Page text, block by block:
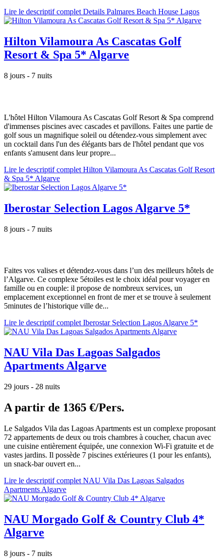
Lire le descriptif complet Details Palmares Beach House Lagos
Hilton Vilamoura As Cascatas Golf
Resort & Spa 5* Algarve
8 jours - 7 nuits
L'hôtel Hilton Vilamoura As Cascatas Golf Resort & Spa comprend
d'immenses piscines avec cascades et pavillons. Faites une partie de
golf sous un magnifique soleil ou détendez-vous simplement avec
un cocktail dans l'un des élégants bars de l'hôtel pendant que vos
enfants s'amusent dans leur propre...
Lire le descriptif complet Hilton Vilamoura As Cascatas Golf Resort
& Spa 5* Algarve
Iberostar Selection Lagos Algarve 5*
8 jours - 7 nuits
Faites vos valises et détendez-vous dans l’un des meilleurs hôtels de
l’Algarve. Ce complexe 5étoiles est le choix idéal pour voyager en
famille ou en couple: il propose de nombreux services, un
emplacement exceptionnel en front de mer et se trouve à seulement
5minutes de l’historique ville de...
Lire le descriptif complet Iberostar Selection Lagos Algarve 5*
NAU Vila Das Lagoas Salgados
Apartments Algarve
29 jours - 28 nuits
A partir de 1365 €/Pers.
Le Salgados Vila das Lagoas Apartments est un complexe proposant
72 appartements de deux ou trois chambres à coucher, chacun avec
une cuisine entièrement équipée, une connexion Wi-Fi gratuite et de
vastes jardins. Il possède 7 piscines extérieures (1 pour les enfants),
un snack-bar ouvert en...
Lire le descriptif complet NAU Vila Das Lagoas Salgados
Apartments Algarve
NAU Morgado Golf & Country Club 4*
Algarve
8 jours - 7 nuits